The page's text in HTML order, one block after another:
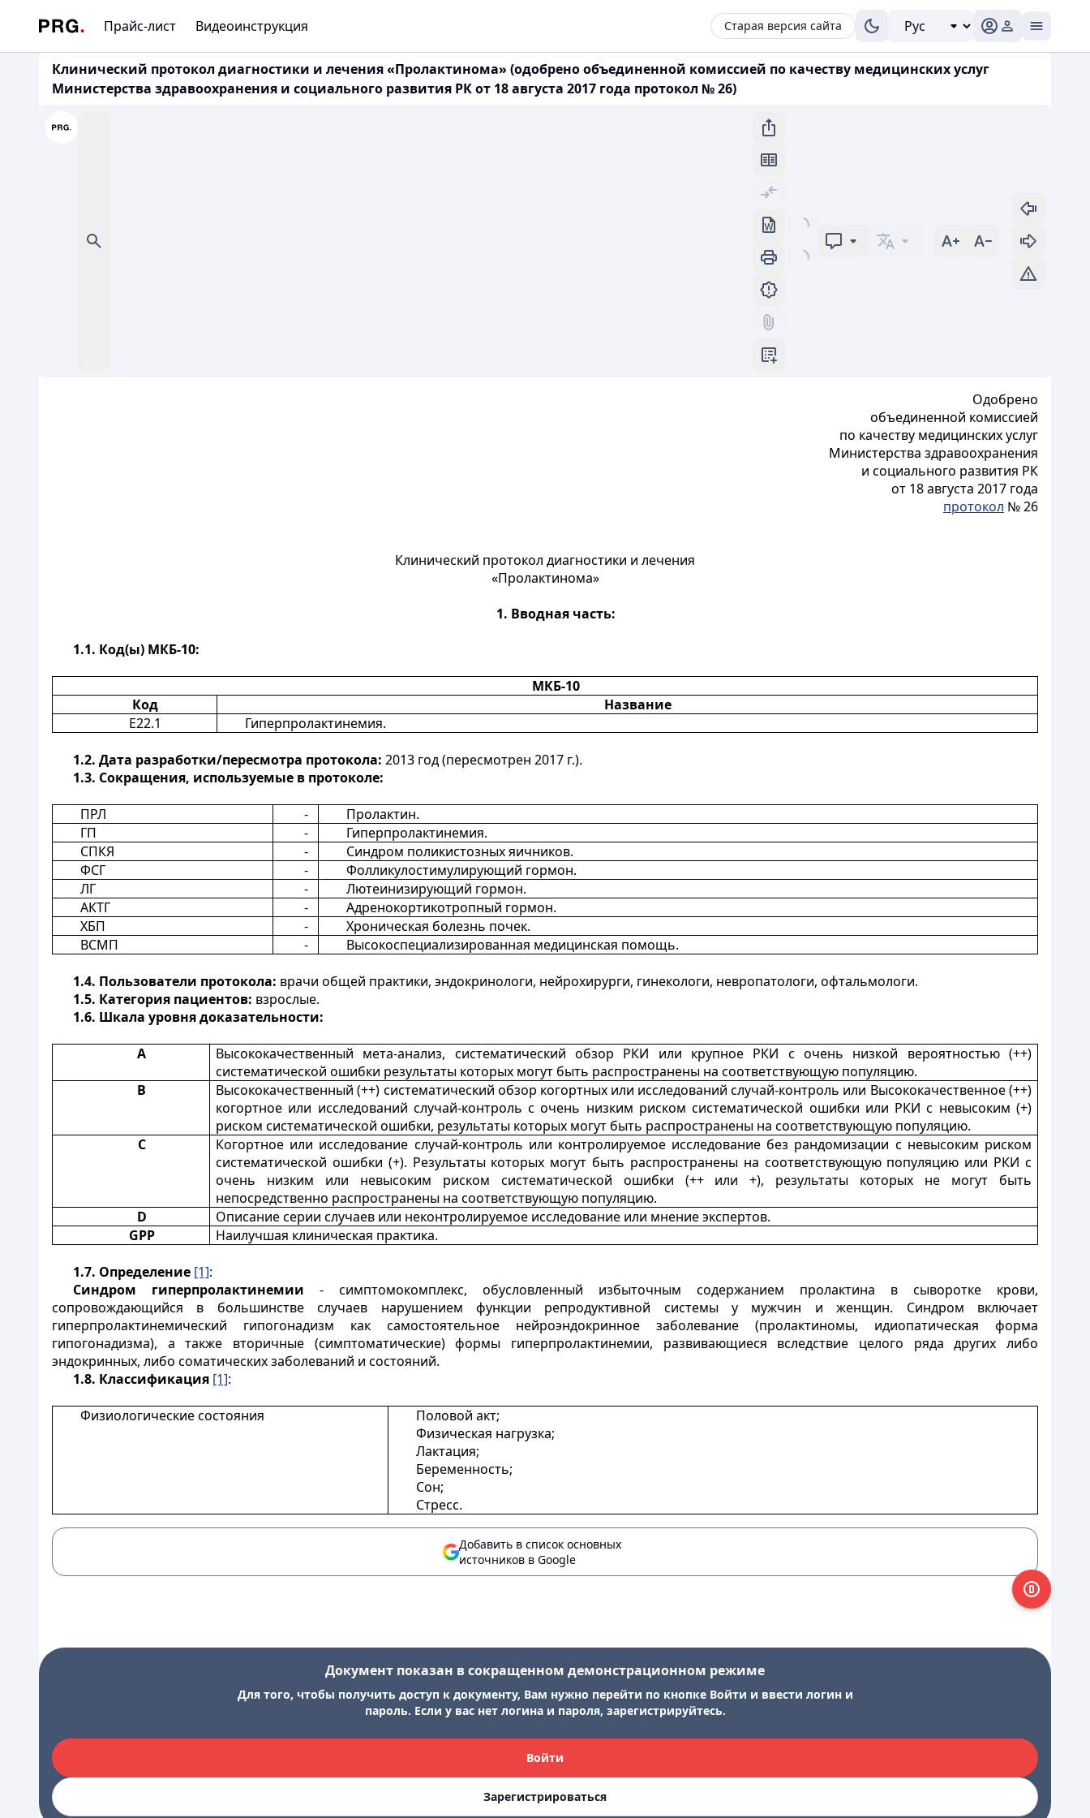
Прайс-лист Видеоинструкция Старая версия сайта
Клинический протокол диагностики и лечения «Пролактинома» (одобрено объединенной комиссией по качеству медицинских услуг
Министерства здравоохранения и социального развития РК от 18 августа 2017 года протокол № 26)
Одобрено
объединенной комиссией
по качеству медицинских услуг
Министерства здравоохранения
и социального развития РК
от 18 августа 2017 года
протокол № 26
Клинический протокол диагностики и лечения
«Пролактинома»
1. Вводная часть:
1.1. Код(ы) МКБ-10:
МКБ-10
Код
Название
Е22.1
Гиперпролактинемия.
1.2.Дата разработки/пересмотра протокола: 2013 год (пересмотрен 2017 г.).
1.3. Сокращения, используемые в протоколе:
ПРЛ -
Пролактин.
ГП
-
Гиперпролактинемия.
СПКЯ
-
Синдром поликистозных яичников.
ФСГ
-
Фолликулостимулирующий гормон.
ЛГ
-
Лютеинизирующий гормон.
АКТГ
-
Адренокортикотропный гормон.
ХБП
-
Хроническая болезнь почек.
ВСМП
- Высокоспециализированная медицинская помощь.
1.4. Пользователи протокола: врачи общей практики, эндокринологи, нейрохирурги, гинекологи, невропатологи, офтальмологи.
1.5. Категория пациентов: взрослые.
1.6. Шкала уровня доказательности:
А
Высококачественный мета-анализ, систематический обзор РКИ или крупное РКИ с очень низкой вероятностью (++)
систематической ошибки результаты которых могут быть распространены на соответствующую популяцию.
В
Высококачественный (++) систематический обзор когортных или исследований случай-контроль или Высококачественное (++)
когортное или исследований случай-контроль с очень низким риском систематической ошибки или РКИ с невысоким (+)
риском систематической ошибки, результаты которых могут быть распространены на соответствующую популяцию.
С
Когортное или исследование случай-контроль или контролируемое исследование без рандомизации с невысоким риском
систематической ошибки (+). Результаты которых могут быть распространены на соответствующую популяцию или РКИ с
очень низким или невысоким риском систематической ошибки (++ или +), результаты которых не могут быть
непосредственно распространены на соответствующую популяцию.
D
Описание серии случаев или неконтролируемое исследование или мнение экспертов.
GPP
Наилучшая клиническая практика.
1.7. Определение [1]:
Синдром гиперпролактинемии - симптомокомплекс, обусловленный избыточным содержанием пролактина в сыворотке крови,
сопровождающийся в большинстве случаев нарушением функции репродуктивной системы у мужчин и женщин. Синдром включает
гиперпролактинемический гипогонадизм как самостоятельное нейроэндокринное заболевание (пролактиномы, идиопатическая форма
гипогонадизма), а также вторичные (симптоматические) формы гиперпролактинемии, развивающиеся вследствие целого ряда других либо
эндокринных, либо соматических заболеваний и состояний.
1.8. Классификация [1]:
Физиологические состояния
Половой акт;
Физическая нагрузка;
Лактация;
Беременность;
Сон;
Стресс.
Добавить в список основных
источников в Google
Документ показан в сокращенном демонстрационном режиме
Для того, чтобы получить доступ к документу, Вам нужно перейти по кнопке Войти и ввести логин и
пароль. Если у вас нет логина и пароля, зарегистрируйтесь.
Войти
Зарегистрироваться